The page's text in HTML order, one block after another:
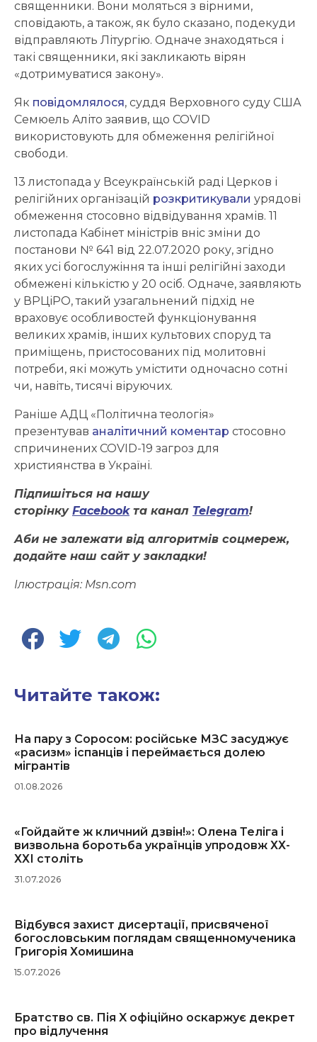
священники. Вони моляться з вірними,
сповідають, а також, як було сказано, подекуди
відправляють Літургію. Одначе знаходяться і
такі священники, які закликають вірян
«дотримуватися закону».
Як повідомлялося, суддя Верховного суду США
Семюель Аліто заявив, що COVID
використовують для обмеження релігійної
свободи.
13 листопада у Всеукраїнській раді Церков і
релігійних організацій розкритикували урядові
обмеження стосовно відвідування храмів. 11
листопада Кабінет міністрів вніс зміни до
постанови № 641 від 22.07.2020 року, згідно
яких усі богослужіння та інші релігійні заходи
обмежені кількістю у 20 осіб. Одначе, заявляють
у ВРЦіРО, такий узагальнений підхід не
враховує особливостей функціонування
великих храмів, інших культових споруд та
приміщень, пристосованих під молитовні
потреби, які можуть умістити одночасно сотні
чи, навіть, тисячі віруючих.
Раніше АДЦ «Політична теологія»
презентував аналітичний коментар стосовно
спричинених COVID-19 загроз для
християнства в Україні.
Підпишіться на нашу
сторінку Facebookта канал Telegram!
Аби не залежати від алгоритмів соцмереж,
додайте наш сайт у закладки!
Ілюстрація: Msn.com
Читайте також:
На пару з Соросом: російське МЗС засуджує
«расизм» іспанців і переймається долею
мігрантів
01.08.2026
«Гойдайте ж кличний дзвін!»: Олена Теліга і
визвольна боротьба українців упродовж ХХ-
ХХІ століть
31.07.2026
Відбувся захист дисертації, присвяченої
богословським поглядам священномученика
Григорія Хомишина
15.07.2026
Братство св. Пія X офіційно оскаржує декрет
про відлучення